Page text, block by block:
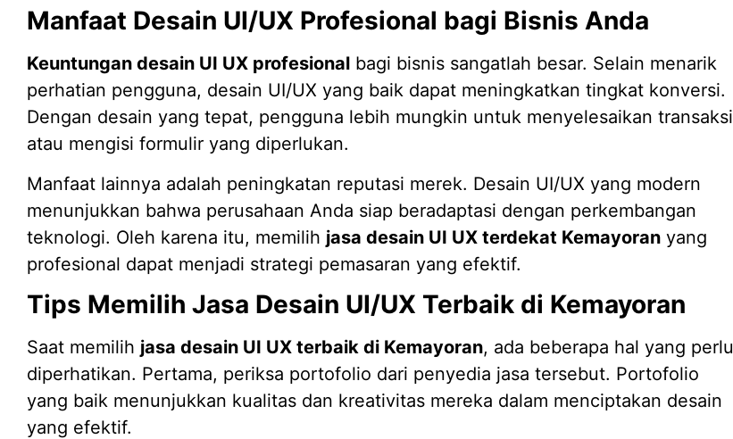
Manfaat Desain UI/UX Profesional bagi Bisnis Anda
Keuntungan desain UI UX profesional bagi bisnis sangatlah besar. Selain menarik
perhatian pengguna, desain UI/UX yang baik dapat meningkatkan tingkat konversi.
Dengan desain yang tepat, pengguna lebih mungkin untuk menyelesaikan transaksi
atau mengisi formulir yang diperlukan.
Manfaat lainnya adalah peningkatan reputasi merek. Desain UI/UX yang modern
menunjukkan bahwa perusahaan Anda siap beradaptasi dengan perkembangan
teknologi. Oleh karena itu, memilih jasa desain UI UX terdekat Kemayoran yang
profesional dapat menjadi strategi pemasaran yang efektif.
Tips Memilih Jasa Desain UI/UX Terbaik di Kemayoran
Saat memilih jasa desain UI UX terbaik di Kemayoran, ada beberapa hal yang perlu
diperhatikan. Pertama, periksa portofolio dari penyedia jasa tersebut. Portofolio
yang baik menunjukkan kualitas dan kreativitas mereka dalam menciptakan desain
yang efektif.